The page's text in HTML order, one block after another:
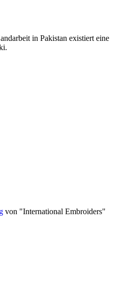
in Pakistan existiert eine
von "International Embroiders"